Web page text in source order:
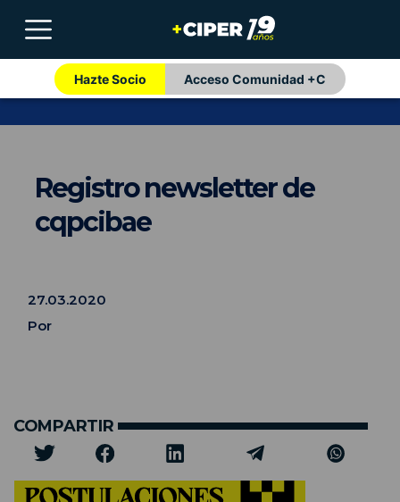
Hazte Socio Acceso Comunidad +C
Registro newsletter de
cqpcibae
27.03.2020
Por
COMPARTIR